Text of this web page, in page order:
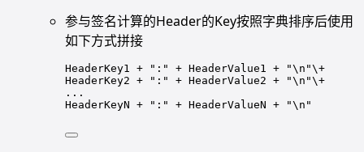
参与签名计算的Header的Key按照字典排序后使用
如下方式拼接
HeaderKey1 + ":" + HeaderValue1 + "\n"\+
HeaderKey2 + ":" + HeaderValue2 + "\n"\+
...
HeaderKeyN + ":" + HeaderValueN + "\n"